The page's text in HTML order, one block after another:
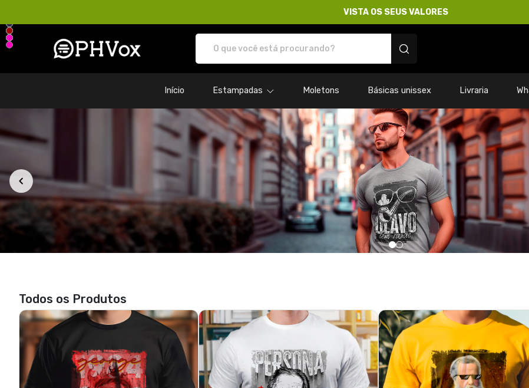
VISTA OS SEUS VALORES
Loja PHVox | Vista os seus valores - Camisetas e produtos personalizados
Início Estampadas Moletons Básicas unissex Livraria
Todos os Produtos
George Orwell, 1984
Persona non grata
E a República?